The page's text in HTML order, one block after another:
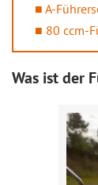
A-
80 ccm-
Was ist der